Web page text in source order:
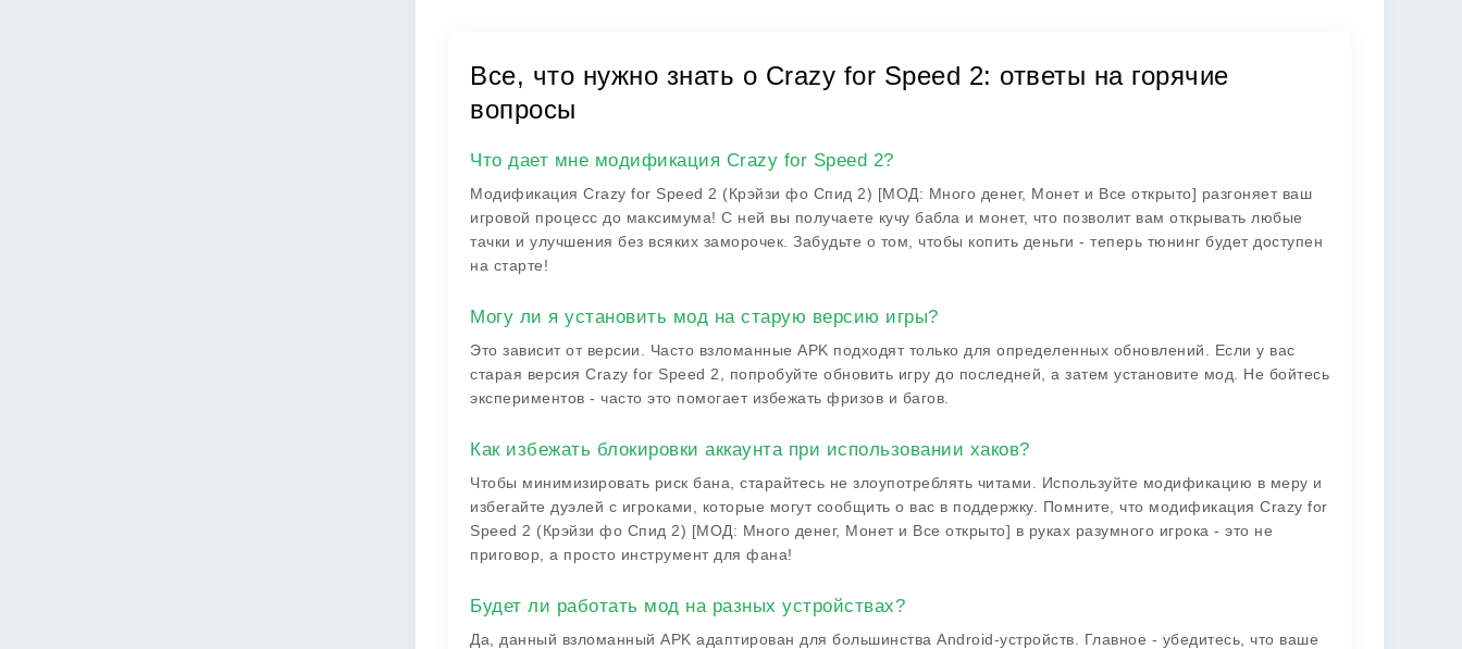
Все, что нужно знать о Crazy for Speed 2: ответы на горячие
вопросы
Что дает мне модификация Crazy for Speed 2?
Модификация Crazy for Speed 2 (Крэйзи фо Спид 2) [МОД: Много денег, Монет и Все открыто] разгоняет ваш
игровой процесс до максимума! С ней вы получаете кучу бабла и монет, что позволит вам открывать любые
тачки и улучшения без всяких заморочек. Забудьте о том, чтобы копить деньги - теперь тюнинг будет доступен
на старте!
Могу ли я установить мод на старую версию игры?
Это зависит от версии. Часто взломанные APK подходят только для определенных обновлений. Если у вас
старая версия Crazy for Speed 2, попробуйте обновить игру до последней, а затем установите мод. Не бойтесь
экспериментов - часто это помогает избежать фризов и багов.
Как избежать блокировки аккаунта при использовании хаков?
Чтобы минимизировать риск бана, старайтесь не злоупотреблять читами. Используйте модификацию в меру и
избегайте дуэлей с игроками, которые могут сообщить о вас в поддержку. Помните, что модификация Crazy for
Speed 2 (Крэйзи фо Спид 2) [МОД: Много денег, Монет и Все открыто] в руках разумного игрока - это не
приговор, а просто инструмент для фана!
Будет ли работать мод на разных устройствах?
Да, данный взломанный APK адаптирован для большинства Android-устройств. Главное - убедитесь, что ваше